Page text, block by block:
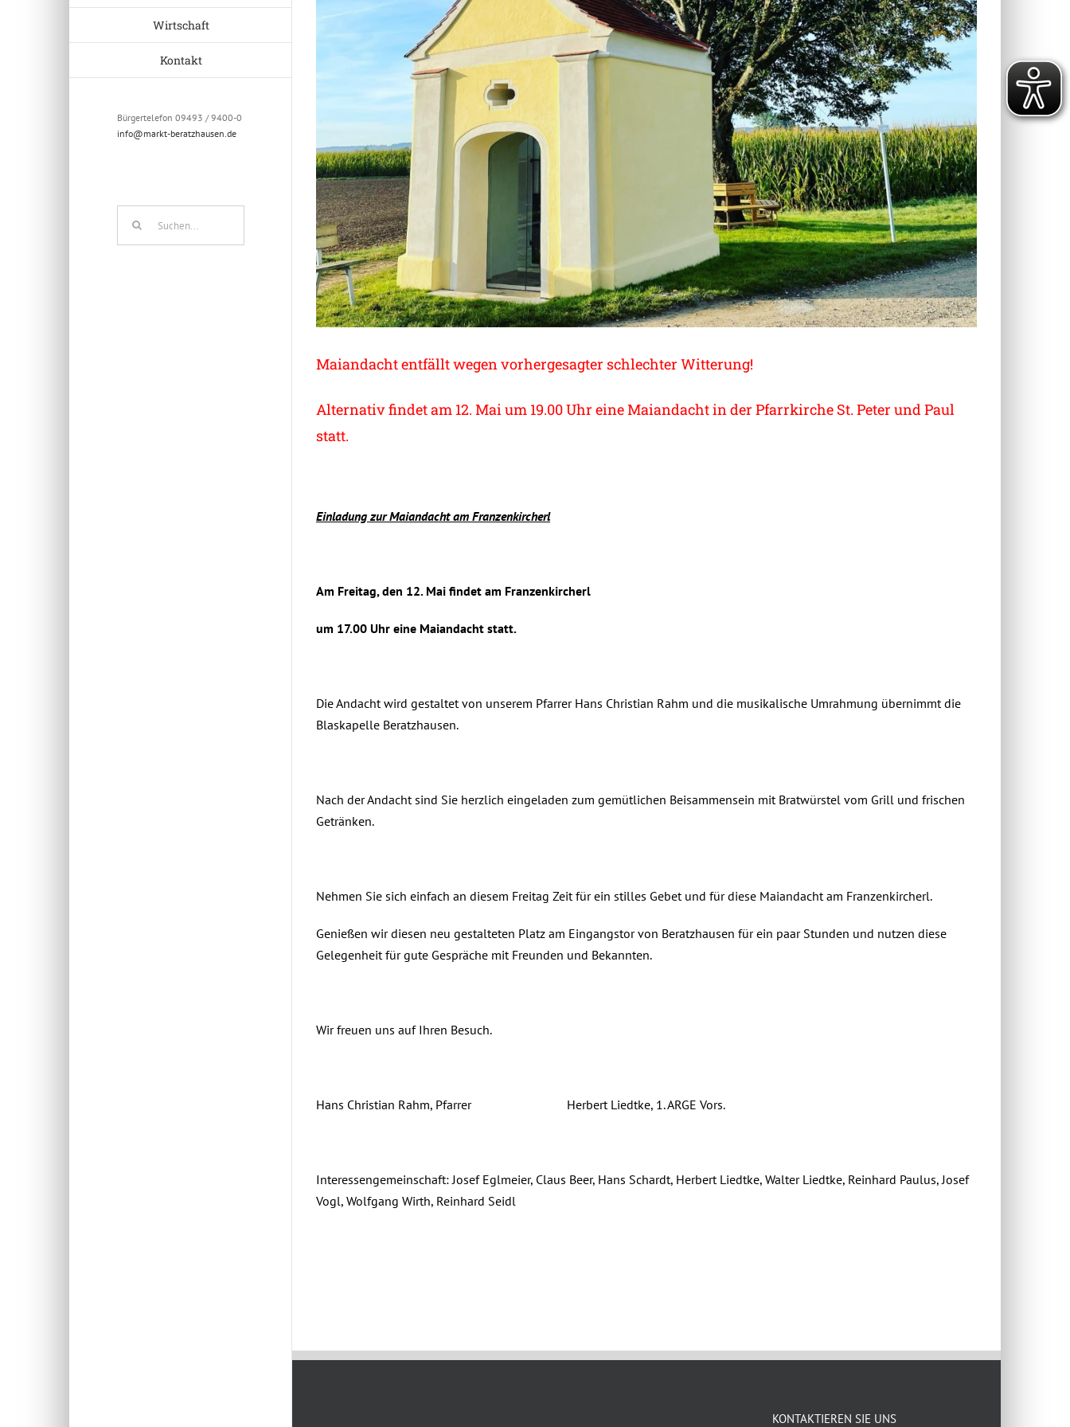
Wirtschaft
Kontakt
Bürgertelefon 09493 / 9400-0
info@markt-beratzhausen.de
Maiandacht entfällt wegen vorhergesagter schlechter Witterung!
Alternativ findet am 12. Mai um 19.00 Uhr eine Maiandacht in der Pfarrkirche St. Peter und Paul
statt.
Einladung zur Maiandacht am Franzenkircherl
Am Freitag, den 12. Mai findet am Franzenkircherl
um 17.00 Uhr eine Maiandacht statt.
Die Andacht wird gestaltet von unserem Pfarrer Hans Christian Rahm und die musikalische Umrahmung übernimmt die
Blaskapelle Beratzhausen.
Nach der Andacht sind Sie herzlich eingeladen zum gemütlichen Beisammensein mit Bratwürstel vom Grill und frischen
Getränken.
Nehmen Sie sich einfach an diesem Freitag Zeit für ein stilles Gebet und für diese Maiandacht am Franzenkircherl.
Genießen wir diesen neu gestalteten Platz am Eingangstor von Beratzhausen für ein paar Stunden und nutzen diese
Gelegenheit für gute Gespräche mit Freunden und Bekannten.
Wir freuen uns auf Ihren Besuch.
Hans Christian Rahm, Pfarrer Herbert Liedtke, 1. ARGE Vors.
Interessengemeinschaft: Josef Eglmeier, Claus Beer, Hans Schardt, Herbert Liedtke, Walter Liedtke, Reinhard Paulus, Josef
Vogl, Wolfgang Wirth, Reinhard Seidl
KONTAKTIEREN SIE UNS